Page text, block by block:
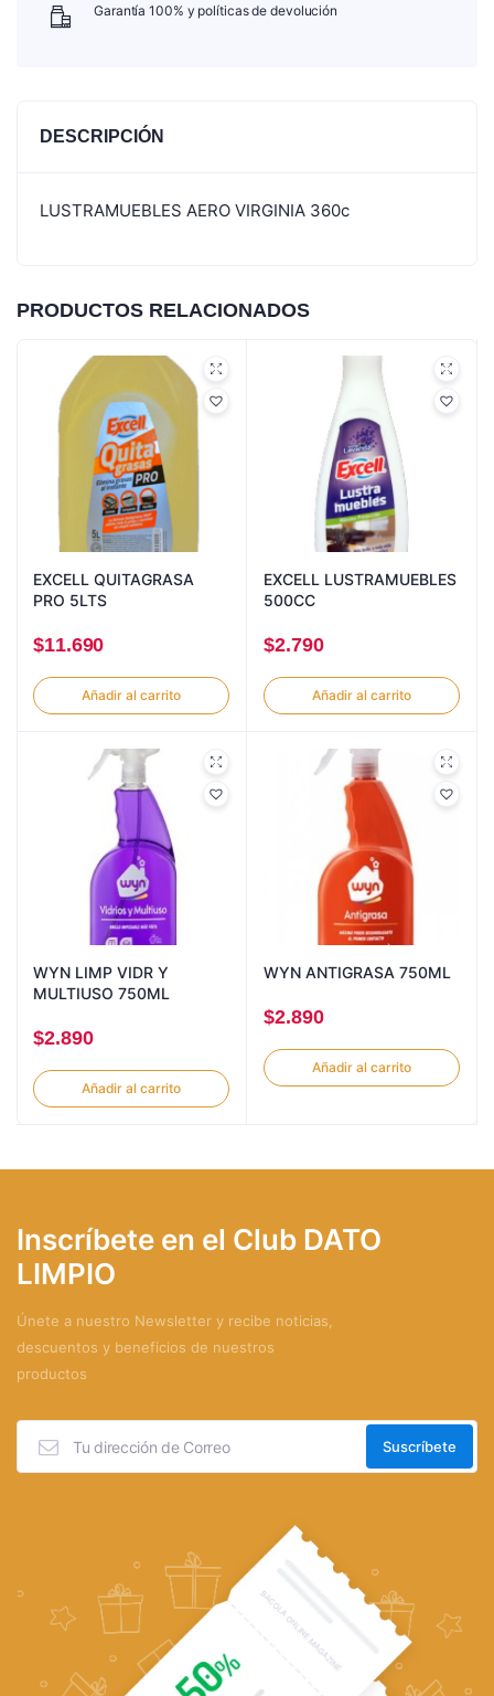
Garantía 100% y políticas de devolución
DESCRIPCIÓN
LUSTRAMUEBLES AERO VIRGINIA 360c
PRODUCTOS RELACIONADOS
EXCELL QUITAGRASA
PRO 5LTS
$11.690
Añadir al carrito
EXCELL LUSTRAMUEBLES
500CC
$2.790
Añadir al carrito
WYN LIMP VIDR Y
MULTIUSO 750ML
$2.890
Añadir al carrito
WYN ANTIGRASA 750ML
$2.890
Añadir al carrito
Inscríbete en el Club DATO
LIMPIO
Únete a nuestro Newsletter y recibe noticias,
descuentos y beneficios de nuestros
productos